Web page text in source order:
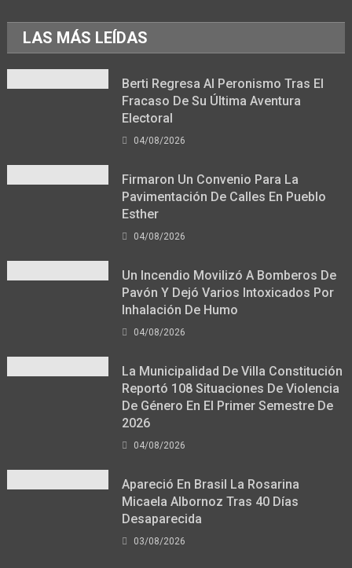
LAS MÁS LEÍDAS
Berti Regresa Al Peronismo Tras El
Fracaso De Su Última Aventura
Electoral
04/08/2026
Firmaron Un Convenio Para La
Pavimentación De Calles En Pueblo
Esther
04/08/2026
Un Incendio Movilizó A Bomberos De
Pavón Y Dejó Varios Intoxicados Por
Inhalación De Humo
04/08/2026
La Municipalidad De Villa Constitución
Reportó 108 Situaciones De Violencia
De Género En El Primer Semestre De
2026
04/08/2026
Apareció En Brasil La Rosarina
Micaela Albornoz Tras 40 Días
Desaparecida
03/08/2026